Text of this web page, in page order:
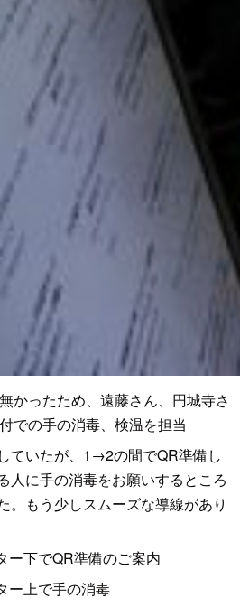
かったため、遠藤さん、円城寺さ
での手の消毒、検温を担当
ていたが、1→2の間でQR準備し
人に手の消毒をお願いするところ
。もう少しスムーズな導線があり
ー下でQR準備のご案内
ー上で手の消毒